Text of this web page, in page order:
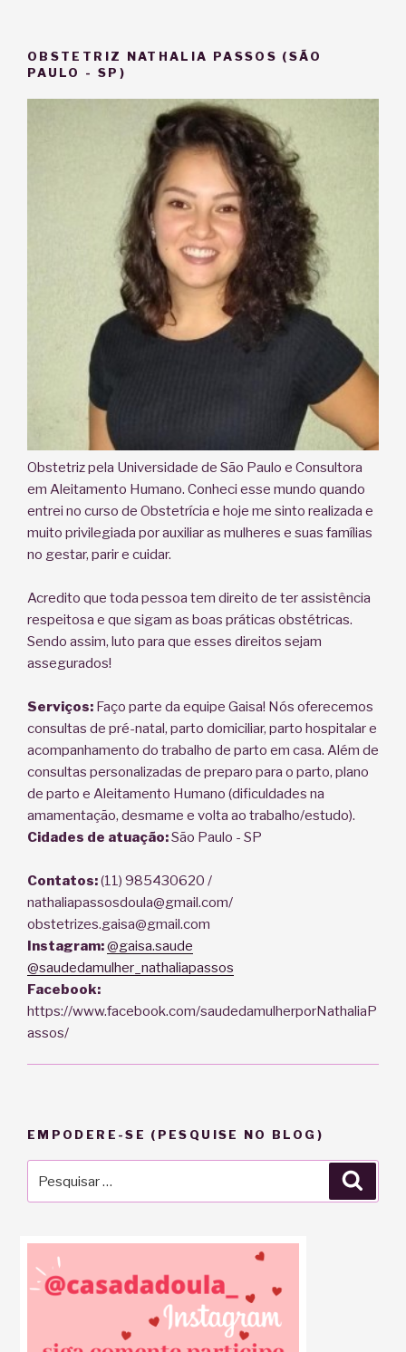
OBSTETRIZ NATHALIA PASSOS (SÃO
PAULO - SP)
Obstetriz pela Universidade de São Paulo e Consultora
em Aleitamento Humano. Conheci esse mundo quando
entrei no curso de Obstetrícia e hoje me sinto realizada e
muito privilegiada por auxiliar as mulheres e suas famílias
no gestar, parir e cuidar.
Acredito que toda pessoa tem direito de ter assistência
respeitosa e que sigam as boas práticas obstétricas.
Sendo assim, luto para que esses direitos sejam
assegurados!
Serviços: Faço parte da equipe Gaisa! Nós oferecemos
consultas de pré-natal, parto domiciliar, parto hospitalar e
acompanhamento do trabalho de parto em casa. Além de
consultas personalizadas de preparo para o parto, plano
de parto e Aleitamento Humano (dificuldades na
amamentação, desmame e volta ao trabalho/estudo).
Cidades de atuação:São Paulo - SP
Contatos:(11) 985430620 /
nathaliapassosdoula@gmail.com/
obstetrizes.gaisa@gmail.com
Instagram:@gaisa.saude
@saudedamulher_nathaliapassos
Facebook:
https://www.facebook.com/saudedamulherporNathaliaP
assos/
EMPODERE-SE (PESQUISE NO BLOG)